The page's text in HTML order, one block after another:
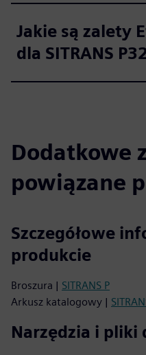
Jakie są zalety
dla SITRANS
Dodatkowe
powiązane
Szczegółowe
produkcie
Broszura | SITRANS P
Arkusz katalogowy |
Narzędzia i pliki